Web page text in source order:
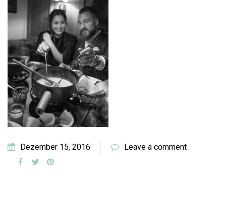
Dezember 15, 2016 Leave a comment